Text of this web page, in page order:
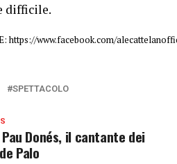
difficile.
https://www.facebook.com/
SPETTACOLO
Donés, il cantante dei
Palo